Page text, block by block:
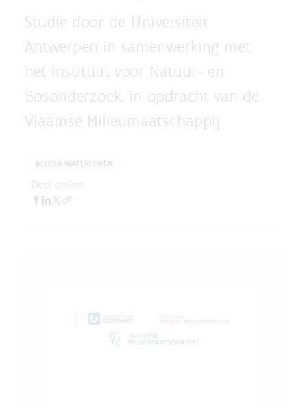
Studie door de Universiteit
Antwerpen in samenwerking met
het Instituut voor Natuur- en
Bosonderzoek, in opdracht van de
Vlaamse Milieumaatschappij.
BEHEER WATERLOPEN
Deel online